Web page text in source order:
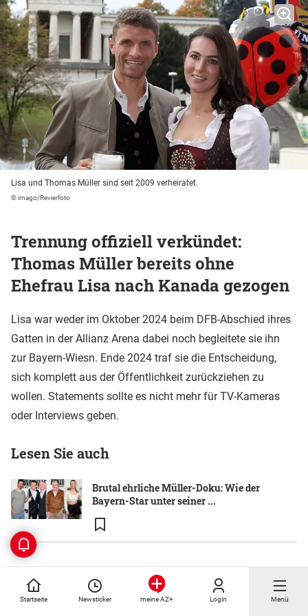
Startseite Newsticker meine AZ+ Login Menü
Lisa und Thomas Müller sind seit 2009 verheiratet.
© imago/Revierfoto
Trennung offiziell verkündet:
Thomas Müller bereits ohne
Ehefrau Lisa nach Kanada gezogen
Lisa war weder im Oktober 2024 beim DFB-Abschied ihres
Gatten in der Allianz Arena dabei noch begleitete sie ihn
zur Bayern-Wiesn. Ende 2024 traf sie die Entscheidung,
sich komplett aus der Öffentlichkeit zurückziehen zu
wollen. Statements sollte es nicht mehr für TV-Kameras
oder Interviews geben.
Lesen Sie auch
Brutal ehrliche Müller-Doku: Wie der
Bayern-Star unter seiner ...
Auch bei der Filmpremiere von Müllers Doku "Einer wie
keiner" war Lisa Müller im Gegensatz zu etlichen Stars